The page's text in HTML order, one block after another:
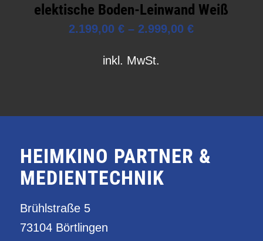
elektische Boden-Leinwand Weiß
2.199,00€ –2.999,00€
inkl. MwSt.
HEIMKINO PARTNER &
MEDIENTECHNIK
Brühlstraße 5
73104 Börtlingen